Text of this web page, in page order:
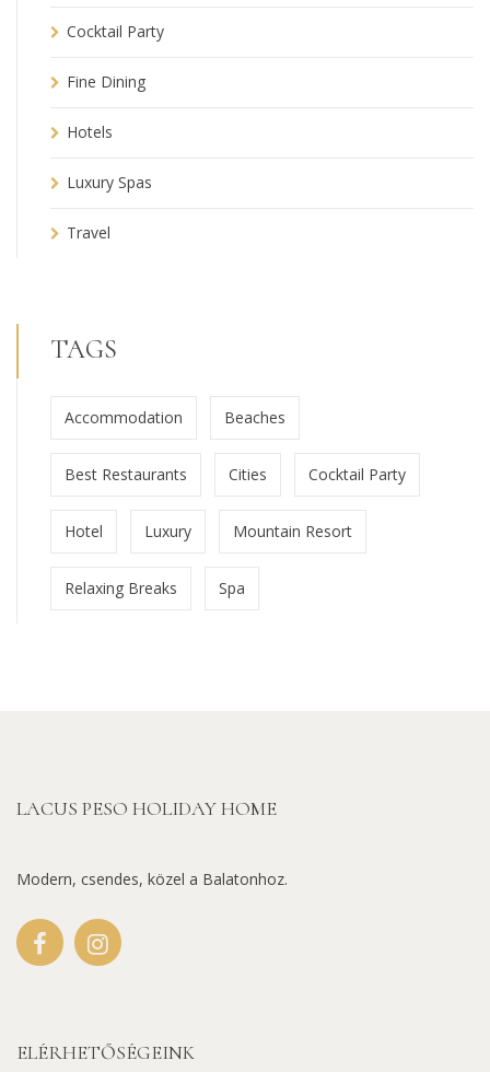
Cocktail Party
Fine Dining
Hotels
Luxury Spas
Travel
TAGS
Accommodation Beaches
Best Restaurants Cities Cocktail Party
Hotel Luxury Mountain Resort
Relaxing Breaks Spa
LACUS PESO HOLIDAY HOME
Modern, csendes, közel a Balatonhoz.
ELÉRHETŐSÉGEINK